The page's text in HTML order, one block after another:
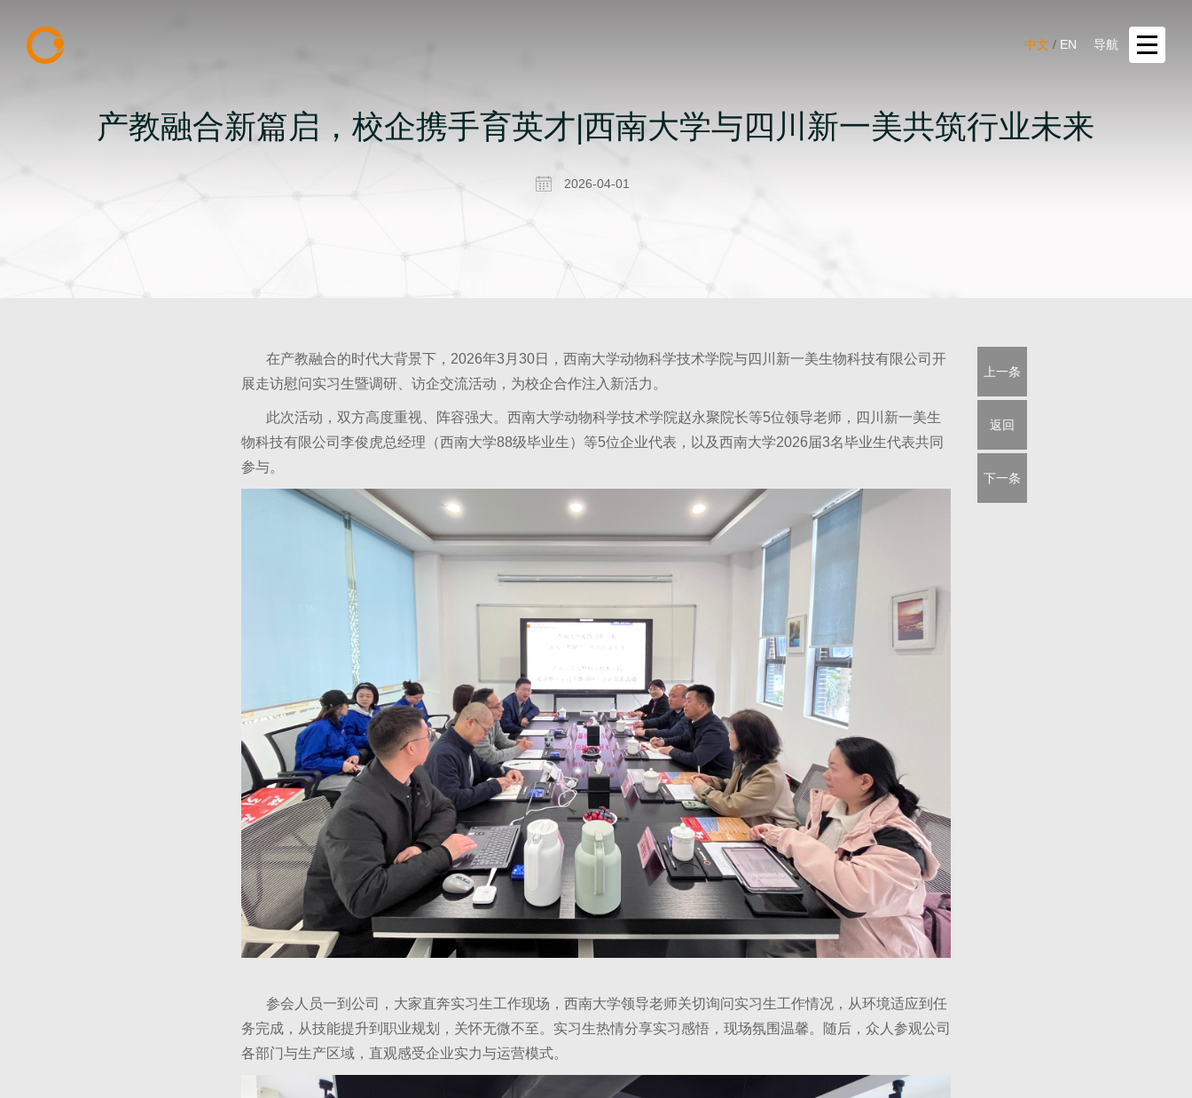
导航
产教融合新篇启，校企携手育英才|西南大学与四川新一美共筑行业未来
2026-04-01
在产教融合的时代大背景下，2026年3月30日，西南大学动物科学技术学院与四川新一美生物科技有限公司开
展走访慰问实习生暨调研、访企交流活动，为校企合作注入新活力。
此次活动，双方高度重视、阵容强大。西南大学动物科学技术学院赵永聚院长等5位领导老师，四川新一美生
物科技有限公司李俊虎总经理（西南大学88级毕业生）等5位企业代表，以及西南大学2026届3名毕业生代表共同
参与。
参会人员一到公司，大家直奔实习生工作现场，西南大学领导老师关切询问实习生工作情况，从环境适应到任
务完成，从技能提升到职业规划，关怀无微不至。实习生热情分享实习感悟，现场氛围温馨。随后，众人参观公司
各部门与生产区域，直观感受企业实力与运营模式。
上一条
返回
下一条
中文 / EN